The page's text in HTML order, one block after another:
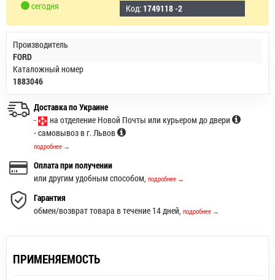
сегодня
Код: 1749118 -2
Производитель
FORD
Каталожный номер
1883046
Доставка по Украине
-
на отделение Новой Почты или курьером до двери
- самовывоз в г. Львов
подробнее →
Оплата при получении
или другим удобным способом, подробнее →
Гарантия
обмен/возврат товара в течение 14 дней, подробнее →
ПРИМЕНЯЕМОСТЬ